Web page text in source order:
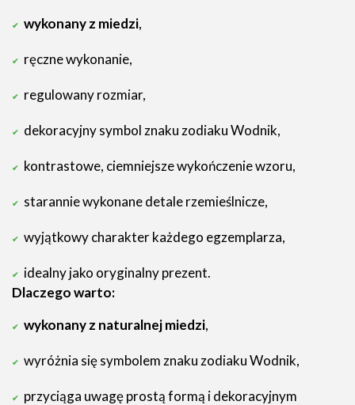
wykonany z miedzi,
ręczne wykonanie,
regulowany rozmiar,
dekoracyjny symbol znaku zodiaku Wodnik,
kontrastowe, ciemniejsze wykończenie wzoru,
starannie wykonane detale rzemieślnicze,
wyjątkowy charakter każdego egzemplarza,
idealny jako oryginalny prezent.
Dlaczego warto:
wykonany z naturalnej miedzi,
wyróżnia się symbolem znaku zodiaku Wodnik,
przyciąga uwagę prostą formą i dekoracyjnym